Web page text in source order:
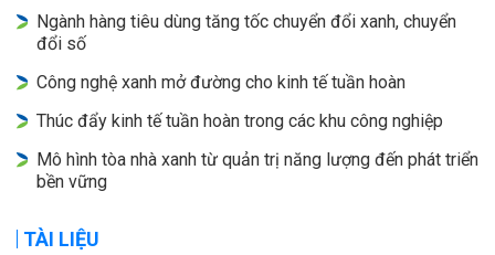
Ngành hàng tiêu dùng tăng tốc chuyển đổi xanh, chuyển
đổi số
Công nghệ xanh mở đường cho kinh tế tuần hoàn
Thúc đẩy kinh tế tuần hoàn trong các khu công nghiệp
Mô hình tòa nhà xanh từ quản trị năng lượng đến phát triển
bền vững
TÀI LIỆU